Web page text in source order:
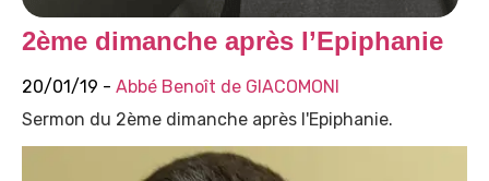
2ème dimanche après l’Epiphanie
20/01/19 - Abbé Benoît de GIACOMONI
Sermon du 2ème dimanche après l'Epiphanie.